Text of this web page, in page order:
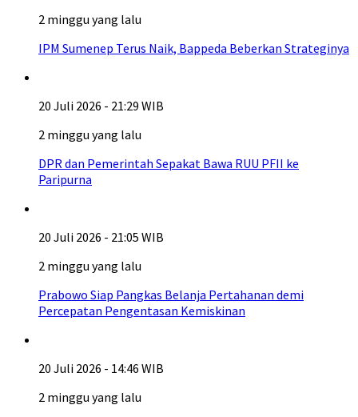
2 minggu yang lalu
IPM Sumenep Terus Naik, Bappeda Beberkan Strateginya
20 Juli 2026 - 21:29 WIB
2 minggu yang lalu
DPR dan Pemerintah Sepakat Bawa RUU PFII ke
Paripurna
20 Juli 2026 - 21:05 WIB
2 minggu yang lalu
Prabowo Siap Pangkas Belanja Pertahanan demi
Percepatan Pengentasan Kemiskinan
20 Juli 2026 - 14:46 WIB
2 minggu yang lalu